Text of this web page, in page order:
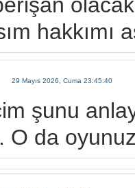
hakkımı
29 Mayıs 2026, Cuma 23:45:40
şunu
O da